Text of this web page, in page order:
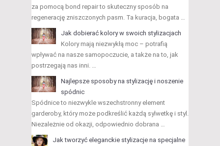
za pomocą bond repair to skuteczny sposób na
regenerację zniszczonych pasm. Ta kuracja, bogata …
Jak dobierać kolory w swoich stylizacjach
Kolory mają niezwykłą moc – potrafią
wpływać na nasze samopoczucie, a także na to, jak
postrzegają nas inni. …
Najlepsze sposoby na stylizację i noszenie
spódnic
Spódnice to niezwykle wszechstronny element
garderoby, który może podkreślić każdą sylwetkę i styl.
Niezależnie od okazji, odpowiednio dobrana …
Jak tworzyć eleganckie stylizacje na specjalne